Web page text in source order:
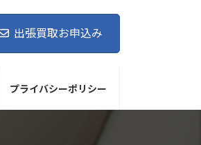
出張買取お申込み
プライバシーポリシー